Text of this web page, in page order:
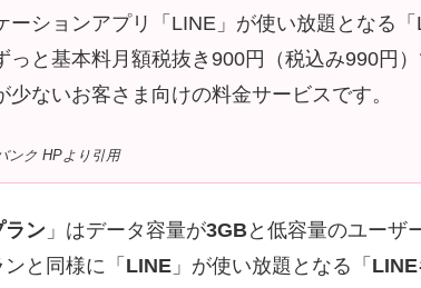
ーションアプリ「LINE」が使い放題となる
っと基本料月額税抜き900円（税込み990円
少ないお客さま向けの料金サービスです。
ンク HPより引用
ラン 」はデータ容量が3GBと低容量のユーザ
と同様に「 LINE 」が使い放題となる「